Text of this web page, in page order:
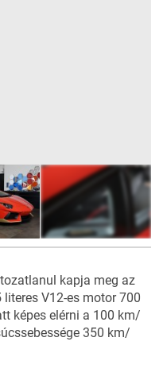
kapja meg az
V12-es motor 700
képes elérni a 100 km/
350 km/